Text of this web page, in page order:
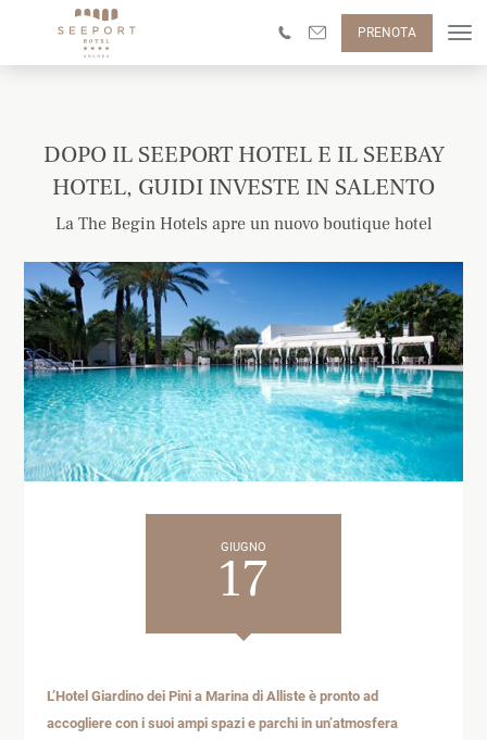
PRENOTA
DOPO IL SEEPORT HOTEL E IL SEEBAY
HOTEL, GUIDI INVESTE IN SALENTO
La The Begin Hotels apre un nuovo boutique hotel
L’Hotel Giardino dei Pini a Marina di Alliste è pronto ad
accogliere con i suoi ampi spazi e parchi in un’atmosfera
GIUGNO
17